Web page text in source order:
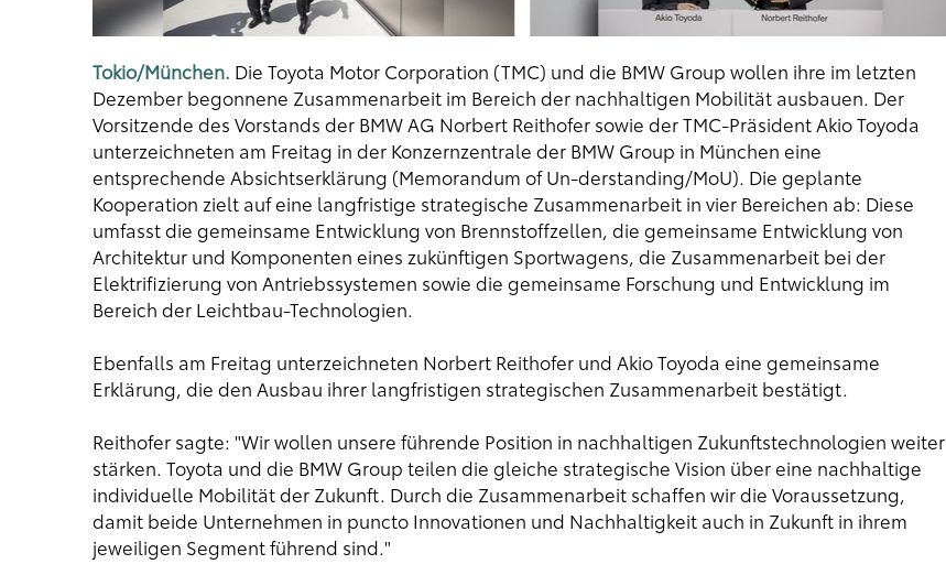
Tokio/München. Die Toyota Motor Corporation (TMC) und die BMW Group wollen ihre im letzten
Dezember begonnene Zusammenarbeit im Bereich der nachhaltigen Mobilität ausbauen. Der
Vorsitzende des Vorstands der BMW AG Norbert Reithofer sowie der TMC-Präsident Akio Toyoda
unterzeichneten am Freitag in der Konzernzentrale der BMW Group in München eine
entsprechende Absichtserklärung (Memorandum of Un-derstanding/MoU). Die geplante
Kooperation zielt auf eine langfristige strategische Zusammenarbeit in vier Bereichen ab: Diese
umfasst die gemeinsame Entwicklung von Brennstoffzellen, die gemeinsame Entwicklung von
Architektur und Komponenten eines zukünftigen Sportwagens, die Zusammenarbeit bei der
Elektrifizierung von Antriebssystemen sowie die gemeinsame Forschung und Entwicklung im
Bereich der Leichtbau-Technologien.
Ebenfalls am Freitag unterzeichneten Norbert Reithofer und Akio Toyoda eine gemeinsame
Erklärung, die den Ausbau ihrer langfristigen strategischen Zusammenarbeit bestätigt.
Reithofer sagte: "Wir wollen unsere führende Position in nachhaltigen Zukunftstechnologien weiter
stärken. Toyota und die BMW Group teilen die gleiche strategische Vision über eine nachhaltige
individuelle Mobilität der Zukunft. Durch die Zusammenarbeit schaffen wir die Voraussetzung,
damit beide Unternehmen in puncto Innovationen und Nachhaltigkeit auch in Zukunft in ihrem
jeweiligen Segment führend sind."